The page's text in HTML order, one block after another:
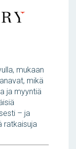
mukaan
mikä
ja myyntiä
– ja
ratkaisuja